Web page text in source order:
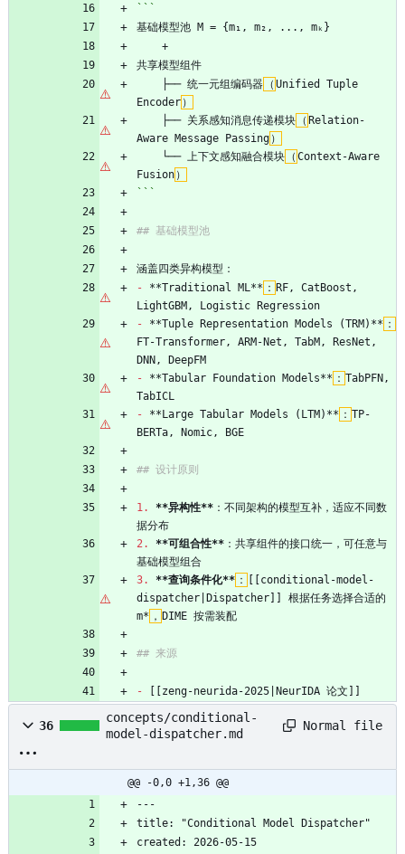
```
基础模型池 M = {m₁, m₂, ..., mₖ}
    +
共享模型组件
    ├── 统一元组编码器
（ Unified Tuple
Encoder ）
    ├── 关系感知消息传递模块
（ Relation-
Aware Message Passing ）
    └── 上下文感知融合模块
（ Context-Aware
Fusion ）
```
## 基础模型池
涵盖四类异构模型：
- **Traditional ML** ： RF, CatBoost,
LightGBM, Logistic Regression
- **Tuple Representation Models (TRM)** ：
FT-Transformer, ARM-Net, TabM, ResNet,
DNN, DeepFM
- **Tabular Foundation Models** ： TabPFN,
TabICL
- **Large Tabular Models (LTM)** ： TP-
BERTa, Nomic, BGE
## 设计原则
1. **异构性** ：不同架构的模型互补，适应不同数
据分布
2.
**可组合性** ：共享组件的接口统一，可任意与
基础模型组合
3.
**查询条件化** ：
[[conditional-model-
dispatcher|Dispatcher]] 根据任务选择合适的
m* ， DIME 按需装配
## 来源
- [[zeng-neurida-2025|NeurIDA 论文]]
36
concepts/conditional-
model-dispatcher.md
Normal file
@@ -0,0 +1,36 @@
---
title: "Conditional Model Dispatcher"
created: 2026-05-15